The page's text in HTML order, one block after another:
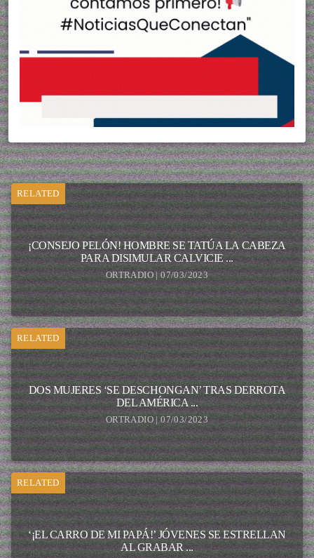
RELATED
¡CONSEJO PELÓN! HOMBRE SE TATÚA LA CABEZA
PARA DISIMULAR CALVICIE ...
ORTRADIO | 07/03/2023
RELATED
DOS MUJERES ‘SE DESCHONGAN’ TRAS DERROTA
DEL AMÉRICA ...
ORTRADIO | 07/03/2023
RELATED
‘¡EL CARRO DE MI PAPÁ!’ JÓVENES SE ESTRELLAN
AL GRABAR ...